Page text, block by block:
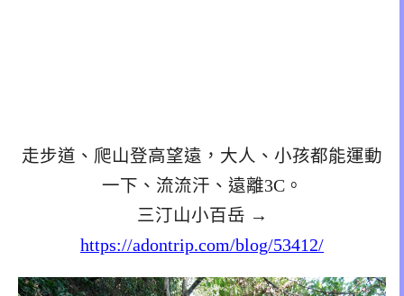
走步道、爬山登高望遠，大人、小孩都能運動
一下、流流汗、遠離3C。
三汀山小百岳 →
https://adontrip.com/blog/53412/